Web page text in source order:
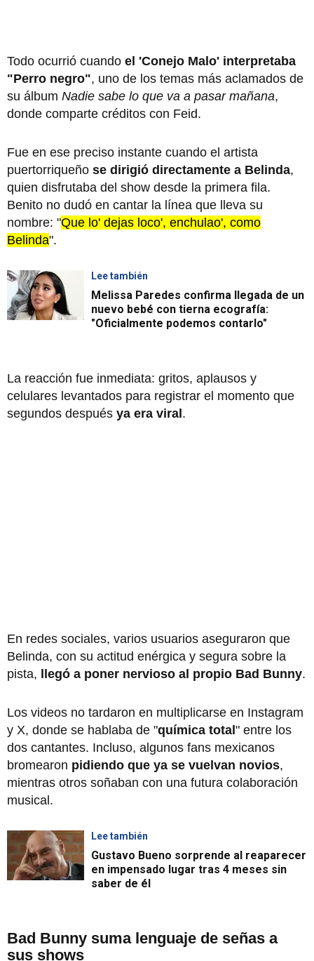
Todo ocurrió cuando el 'Conejo Malo' interpretaba
"Perro negro", uno de los temas más aclamados de
su álbum Nadie sabe lo que va a pasar mañana,
donde comparte créditos con Feid.
Fue en ese preciso instante cuando el artista
puertorriqueño se dirigió directamente a Belinda,
quien disfrutaba del show desde la primera fila.
Benito no dudó en cantar la línea que lleva su
nombre: "Que lo' dejas loco', enchulao', como
Belinda".
Lee también
Melissa Paredes confirma llegada de un
nuevo bebé con tierna ecografía:
"Oficialmente podemos contarlo"
La reacción fue inmediata: gritos, aplausos y
celulares levantados para registrar el momento que
segundos después ya era viral .
En redes sociales, varios usuarios aseguraron que
Belinda, con su actitud enérgica y segura sobre la
pista, llegó a poner nervioso al propio Bad Bunny.
Los videos no tardaron en multiplicarse en Instagram
y X, donde se hablaba de "química total " entre los
dos cantantes. Incluso, algunos fans mexicanos
bromearon pidiendo que ya se vuelvan novios,
mientras otros soñaban con una futura colaboración
musical.
Lee también
Gustavo Bueno sorprende al reaparecer
en impensado lugar tras 4 meses sin
saber de él
Bad Bunny suma lenguaje de señas a
sus shows